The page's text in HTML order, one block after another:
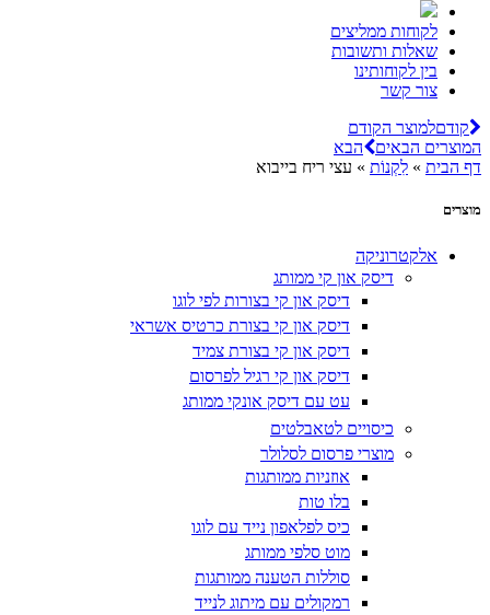
לקוחות ממליצים
שאלות ותשובות
בין לקוחותינו
צור קשר
קודםלמוצר הקודם
המוצרים הבאים
הבא
דף הבית » לִקְנוֹת » עצי ריח בייבוא
מוצרים
אלקטרוניקה
דיסק און קי ממותג
דיסק און קי בצורות לפי לוגו
דיסק און קי בצורת כרטיס אשראי
דיסק און קי בצורת צמיד
דיסק און קי רגיל לפרסום
עט עם דיסק אונקי ממותג
כיסויים לטאבלטים
מוצרי פרסום לסלולר
אוזניות ממותגות
בלו טות
כיס לפלאפון נייד עם לוגו
מוט סלפי ממותג
סוללות הטענה ממותגות
רמקולים עם מיתוג לנייד